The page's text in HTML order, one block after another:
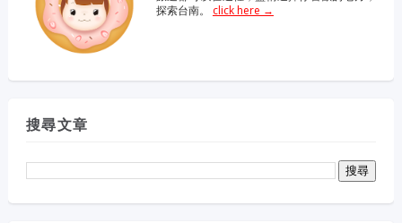
探索台南。 click here →
搜尋文章